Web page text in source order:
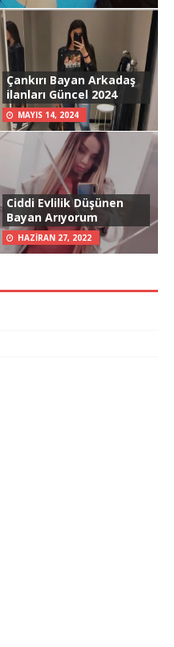
Çankırı Bayan Arkadaş
ilanları Güncel 2024
MAYIS 14, 2024
Ciddi Evlilik Düşünen
Bayan Arıyorum
HAZIRAN 27, 2022